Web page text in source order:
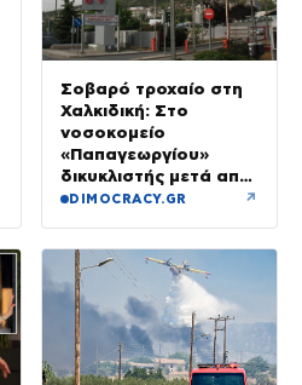
Σοβαρό τροχαίο στη
Χαλκιδική: Στο
νοσοκομείο
«Παπαγεωργίου»
δικυκλιστής μετά από
σύγκρουση
DIMOCRACY.GR ↗